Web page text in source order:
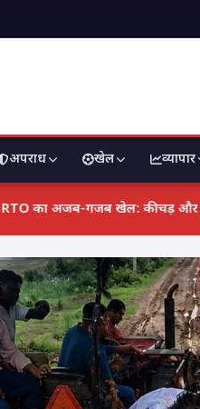
अपराध खेल व्यापार
पर बैठे एमबीबीएस इंटर्न, मरीजों